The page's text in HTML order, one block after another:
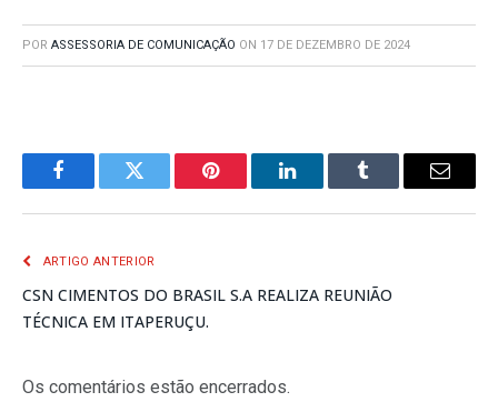
POR ASSESSORIA DE COMUNICAÇÃO ON 17 DE DEZEMBRO DE 2024
FacebookTwitter Pinterest LinkedInTumblr
E-
ARTIGO ANTERIOR
CSN CIMENTOS DO BRASIL S.A REALIZA REUNIÃO
TÉCNICA EM ITAPERUÇU.
Os comentários estão encerrados.